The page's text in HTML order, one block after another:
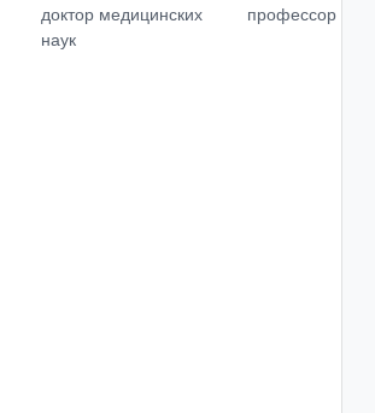
доктор медицинских
наук
профессор